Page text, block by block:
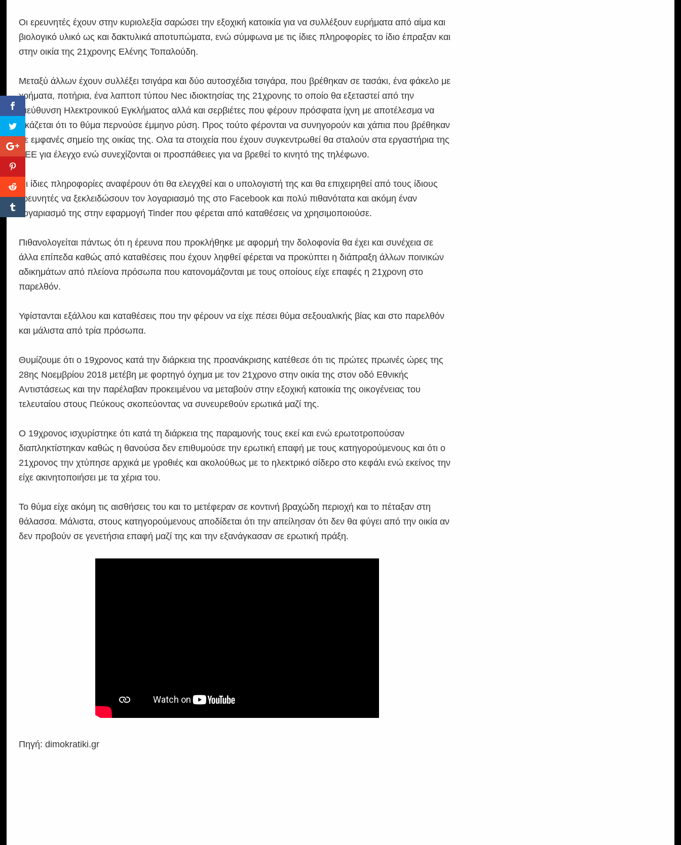
Οι ερευνητές έχουν στην κυριολεξία σαρώσει την εξοχική κατοικία για να συλλέξουν ευρήματα από αίμα και
βιολογικό υλικό ως και δακτυλικά αποτυπώματα, ενώ σύμφωνα με τις ίδιες πληροφορίες το ίδιο έπραξαν και
στην οικία της 21χρονης Ελένης Τοπαλούδη.
Μεταξύ άλλων έχουν συλλέξει τσιγάρα και δύο αυτοσχέδια τσιγάρα, που βρέθηκαν σε τασάκι, ένα φάκελο με
χρήματα, ποτήρια, ένα λαπτοπ τύπου Nec ιδιοκτησίας της 21χρονης το οποίο θα εξεταστεί από την
Διεύθυνση Ηλεκτρονικού Εγκλήματος αλλά και σερβιέτες που φέρουν πρόσφατα ίχνη με αποτέλεσμα να
εικάζεται ότι το θύμα περνούσε έμμηνο ρύση. Προς τούτο φέρονται να συνηγορούν και χάπια που βρέθηκαν
σε εμφανές σημείο της οικίας της. Ολα τα στοιχεία που έχουν συγκεντρωθεί θα σταλούν στα εργαστήρια της
ΔΕΕ για έλεγχο ενώ συνεχίζονται οι προσπάθειες για να βρεθεί το κινητό της τηλέφωνο.
Οι ίδιες πληροφορίες αναφέρουν ότι θα ελεγχθεί και ο υπολογιστή της και θα επιχειρηθεί από τους ίδιους
ερευνητές να ξεκλειδώσουν τον λογαριασμό της στο Facebook και πολύ πιθανότατα και ακόμη έναν
λογαριασμό της στην εφαρμογή Tinder που φέρεται από καταθέσεις να χρησιμοποιούσε.
Πιθανολογείται πάντως ότι η έρευνα που προκλήθηκε με αφορμή την δολοφονία θα έχει και συνέχεια σε
άλλα επίπεδα καθώς από καταθέσεις που έχουν ληφθεί φέρεται να προκύπτει η διάπραξη άλλων ποινικών
αδικημάτων από πλείονα πρόσωπα που κατονομάζονται με τους οποίους είχε επαφές η 21χρονη στο
παρελθόν.
Υφίστανται εξάλλου και καταθέσεις που την φέρουν να είχε πέσει θύμα σεξουαλικής βίας και στο παρελθόν
και μάλιστα από τρία πρόσωπα.
Θυμίζουμε ότι ο 19χρονος κατά την διάρκεια της προανάκρισης κατέθεσε ότι τις πρώτες πρωινές ώρες της
28ης Νοεμβρίου 2018 μετέβη με φορτηγό όχημα με τον 21χρονο στην οικία της στον οδό Εθνικής
Αντιστάσεως και την παρέλαβαν προκειμένου να μεταβούν στην εξοχική κατοικία της οικογένειας του
τελευταίου στους Πεύκους σκοπεύοντας να συνευρεθούν ερωτικά μαζί της.
Ο 19χρονος ισχυρίστηκε ότι κατά τη διάρκεια της παραμονής τους εκεί και ενώ ερωτοτροπούσαν
διαπληκτίστηκαν καθώς η θανούσα δεν επιθυμούσε την ερωτική επαφή με τους κατηγορούμενους και ότι ο
21χρονος την χτύπησε αρχικά με γροθιές και ακολούθως με το ηλεκτρικό σίδερο στο κεφάλι ενώ εκείνος την
είχε ακινητοποιήσει με τα χέρια του.
Το θύμα είχε ακόμη τις αισθήσεις του και το μετέφεραν σε κοντινή βραχώδη περιοχή και το πέταξαν στη
θάλασσα. Μάλιστα, στους κατηγορούμενους αποδίδεται ότι την απείλησαν ότι δεν θα φύγει από την οικία αν
δεν προβούν σε γενετήσια επαφή μαζί της και την εξανάγκασαν σε ερωτική πράξη.
Πηγή: dimokratiki.gr